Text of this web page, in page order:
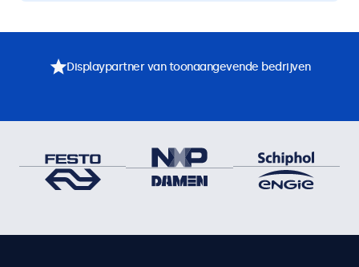
Displaypartner van toonaangevende bedrijven